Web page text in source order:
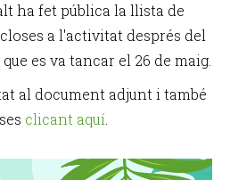
ha fet pública la llista de
a l'activitat després del
es va tancar el 26 de maig.
al document adjunt i també
clicant aquí